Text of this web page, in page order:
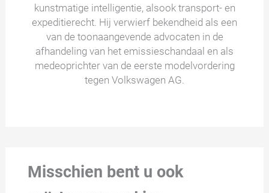
kunstmatige intelligentie, alsook transport- en
expeditierecht. Hij verwierf bekendheid als een
van de toonaangevende advocaten in de
afhandeling van het emissieschandaal en als
medeoprichter van de eerste modelvordering
tegen Volkswagen AG.
Misschien bent u ook